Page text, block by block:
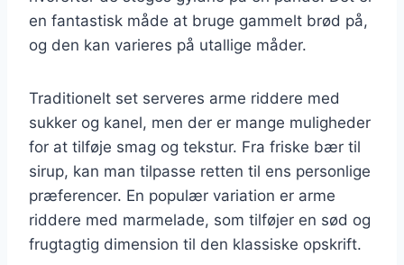
en fantastisk måde at bruge gammelt brød på,
og den kan varieres på utallige måder.
Traditionelt set serveres arme riddere med
sukker og kanel, men der er mange muligheder
for at tilføje smag og tekstur. Fra friske bær til
sirup, kan man tilpasse retten til ens personlige
præferencer. En populær variation er arme
riddere med marmelade, som tilføjer en sød og
frugtagtig dimension til den klassiske opskrift.